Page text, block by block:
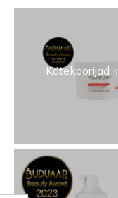
Kätekoorijad 4